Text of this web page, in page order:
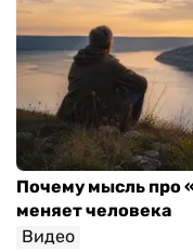
Почему мысль про
меняет человека
Видео